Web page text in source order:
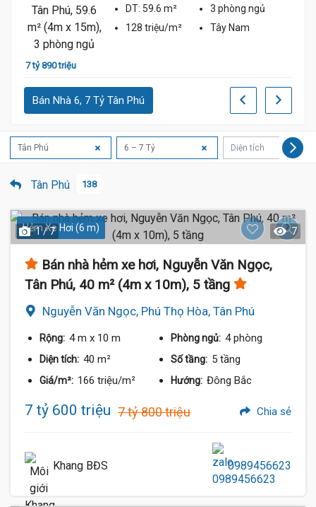
7 tỷ 890 triệu
DT: 59.6 m² 3 phòng ngủ
128 triệu/m²
Tây Nam
Bán Nhà 6, 7 Tỷ Tân Phú
Tân Phú 6 – 7 Tỷ Diện tích
Tân Phú 138
Hẻm Xe Hơi (6 m)
1 / 7 7
Bán nhà hẻm xe hơi, Nguyễn Văn Ngọc,
Tân Phú, 40 m² (4m x 10m), 5 tầng
Nguyễn Văn Ngọc, Phú Thọ Hòa, Tân Phú
Rộng: 4 m x 10 m Phòng ngủ: 4 phòng
Diện tích: 40 m² Số tầng: 5 tầng
Giá/m²: 166 triệu/m² Hướng: Đông Bắc
7 tỷ 600 triệu 7 tỷ 800 triệu Chia sẻ
Khang BĐS 0989456623